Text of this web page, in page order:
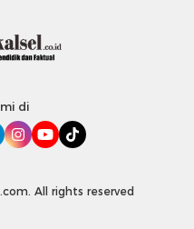
di
All rights reserved